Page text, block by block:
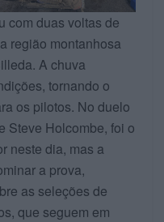
com duas voltas de
região montanhosa
A chuva
tornando o
os pilotos. No duelo
Steve Holcombe, foi o
neste dia, mas a
a prova,
as seleções de
que seguem em